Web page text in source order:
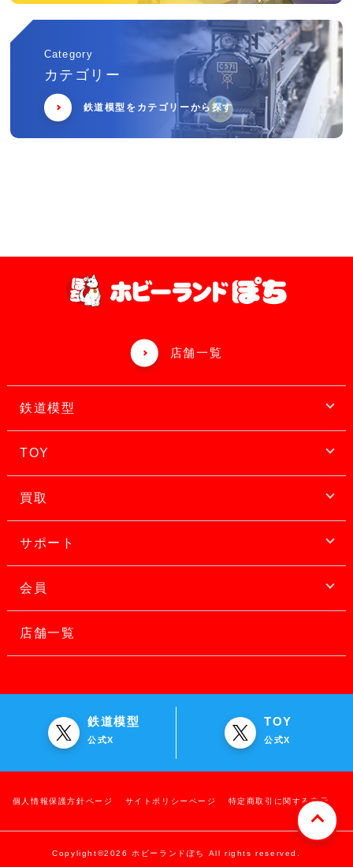
Category
カテゴリー
鉄道模型をカテゴリーから探す
店舗一覧
鉄道模型
TOY
買取
サポート
会員
店舗一覧
鉄道模型
公式X
TOY
公式X
個人情報保護方針ページ サイトポリシーページ 特定商取引に関する表示
Copylight©2026 ホビーランドぽち All rights reserved.